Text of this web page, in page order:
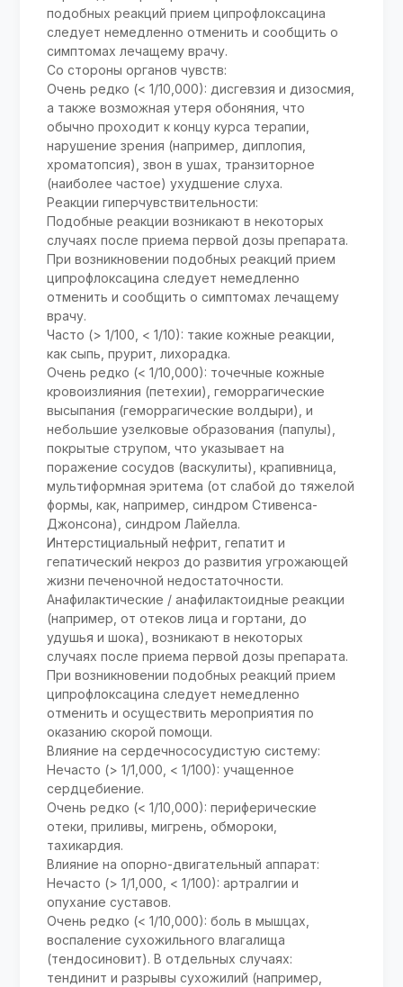
подобных реакций прием ципрофлоксацина
следует немедленно отменить и сообщить о
симптомах лечащему врачу.
Со стороны органов чувств:
Очень редко (< 1/10,000): дисгевзия и дизосмия,
а также возможная утеря обоняния, что
обычно проходит к концу курса терапии,
нарушение зрения (например, диплопия,
хроматопсия), звон в ушах, транзиторное
(наиболее частое) ухудшение слуха.
Реакции гиперчувствительности:
Подобные реакции возникают в некоторых
случаях после приема первой дозы препарата.
При возникновении подобных реакций прием
ципрофлоксацина следует немедленно
отменить и сообщить о симптомах лечащему
врачу.
Часто (> 1/100, < 1/10): такие кожные реакции,
как сыпь, прурит, лихорадка.
Очень редко (< 1/10,000): точечные кожные
кровоизлияния (петехии), геморрагические
высыпания (геморрагические волдыри), и
небольшие узелковые образования (папулы),
покрытые струпом, что указывает на
поражение сосудов (васкулиты), крапивница,
мультиформная эритема (от слабой до тяжелой
формы, как, например, синдром Стивенса-
Джонсона), синдром Лайелла.
Интерстициальный нефрит, гепатит и
гепатический некроз до развития угрожающей
жизни печеночной недостаточности.
Анафилактические / анафилактоидные реакции
(например, от отеков лица и гортани, до
удушья и шока), возникают в некоторых
случаях после приема первой дозы препарата.
При возникновении подобных реакций прием
ципрофлоксацина следует немедленно
отменить и осуществить мероприятия по
оказанию скорой помощи.
Влияние на сердечнососудистую систему:
Нечасто (> 1/1,000, < 1/100): учащенное
сердцебиение.
Очень редко (< 1/10,000): периферические
отеки, приливы, мигрень, обмороки,
тахикардия.
Влияние на опорно-двигательный аппарат:
Нечасто (> 1/1,000, < 1/100): артралгии и
опухание суставов.
Очень редко (< 1/10,000): боль в мышцах,
воспаление сухожильного влагалища
(тендосиновит). В отдельных случаях:
тендинит и разрывы сухожилий (например,